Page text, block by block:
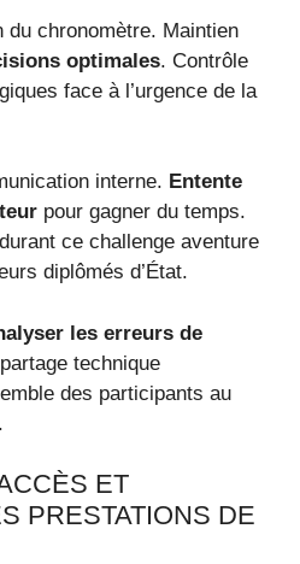
chronomètre. Maintien
optimales. Contrôle
face à l’urgence de la
interne. Entente
pour gagner du temps.
ce challenge aventure
diplômés d’État.
les erreurs de
technique
des participants au
ET
PRESTATIONS DE